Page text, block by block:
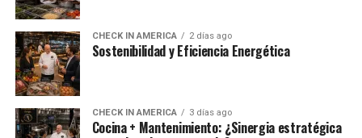
CHECK IN AMERICA 2 días ago
Sostenibilidad y Eficiencia Energética
CHECK IN AMERICA 3 días ago
Cocina + Mantenimiento: ¿Sinergia estratégica